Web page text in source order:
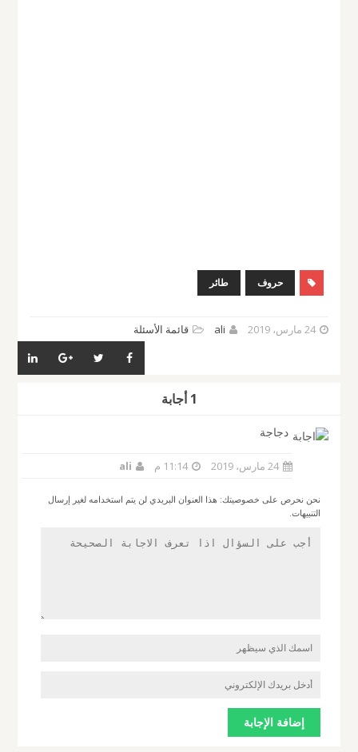
حروف طائر
24 مارس، 2019 ali قائمة الأسئلة
1 أجابة
دجاجة
24 مارس، 2019 11:14 م ali
نحن نحرص على خصوصيتك: هذا العنوان البريدي لن يتم استخدامه لغير إرسال
التنبيهات.